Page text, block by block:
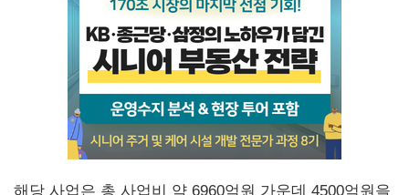
해당 사업은 총 사업비 약 6960억원 가운데 4500억원을